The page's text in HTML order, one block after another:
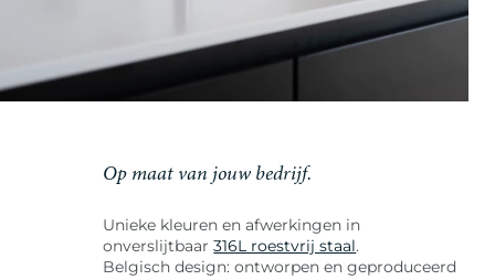
Op maat van jouw bedrijf.
Unieke kleuren en afwerkingen in
onverslijtbaar316L roestvrij staal.
Belgisch design: ontworpen en geproduceerd